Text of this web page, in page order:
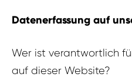
Datenerfassung auf
Wer ist verantwortlich
auf dieser Website?